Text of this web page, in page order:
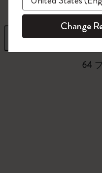
フィルター
64
今す
Change